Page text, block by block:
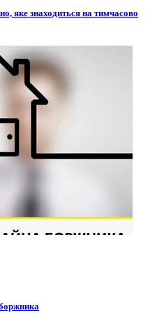
яке знаходиться на тимчасово